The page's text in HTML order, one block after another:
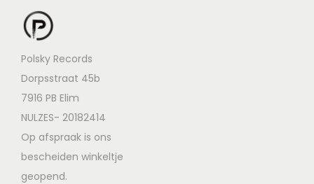
Polsky Records
Dorpsstraat 45b
7916 PB Elim
NULZES- 20182414
Op afspraak is ons
bescheiden winkeltje
geopend.